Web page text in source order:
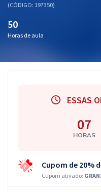
(CÓDIGO: 197350)
50
Horas de aula
ESSAS
07
HORAS
Cupom de 20%
Cupom ativado: